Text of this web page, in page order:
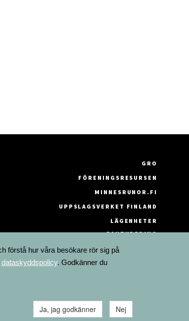
GRO
FÖRENINGSRESURSEN
MINNESRUNOR.FI
UPPSLAGSVERKET FINLAND
LÄGENHETER
FAKTURERING
förstå hur våra besökare rör sig på
dataskyddspolicy. Godkänner du
Ja, jag godkänner Nej